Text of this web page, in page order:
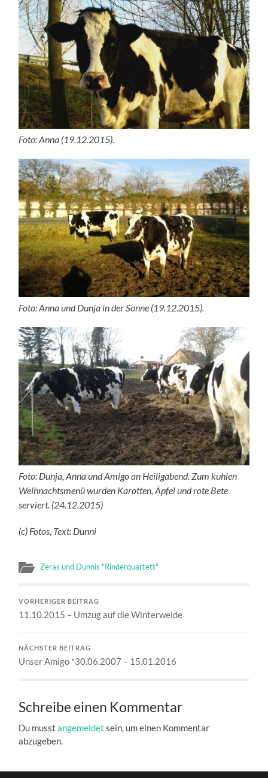
Foto: Anna (19.12.2015).
Foto: Anna und Dunja in der Sonne (19.12.2015).
Foto: Dunja, Anna und Amigo an Heiligabend. Zum kuhlen
Weihnachtsmenü wurden Karotten, Äpfel und rote Bete
serviert. (24.12.2015)
(c) Fotos, Text: Dunni
Zeras und Dunnis "Rinderquartett"
VORHERIGER BEITRAG
11.10.2015 – Umzug auf die Winterweide
NÄCHSTER BEITRAG
Unser Amigo *30.06.2007 – 15.01.2016
Schreibe einen Kommentar
Du musstangemeldet sein, um einen Kommentar
abzugeben.